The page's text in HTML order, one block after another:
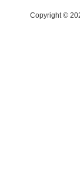
Copyright ©